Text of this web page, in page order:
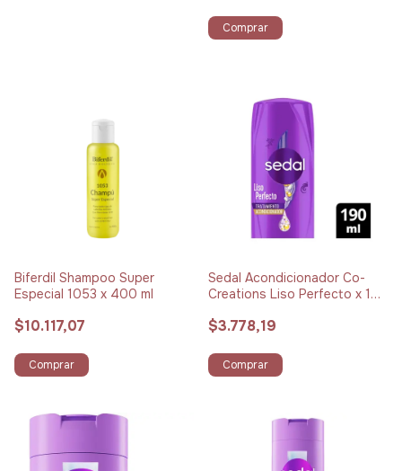
Comprar
Biferdil Shampoo Super
Especial 1053 x 400 ml
$10.117,07
Comprar
Sedal Acondicionador Co-
Creations Liso Perfecto x 190
$3.778,19
Comprar